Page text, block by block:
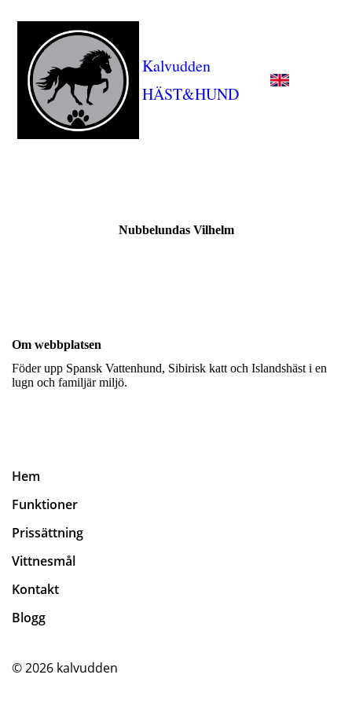
Kalvudden
HÄST&HUND
Nubbelundas Vilhelm
Om webbplatsen
Föder upp Spansk Vattenhund, Sibirisk katt och Islandshäst i en
lugn och familjär miljö.
Hem
Funktioner
Prissättning
Vittnesmål
Kontakt
Blogg
© 2026 kalvudden